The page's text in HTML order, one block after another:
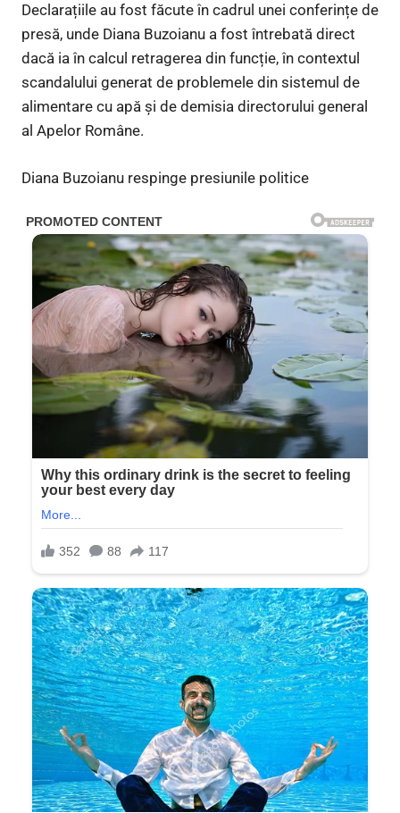
Declarațiile au fost făcute în cadrul unei conferințe de
presă, unde Diana Buzoianu a fost întrebată direct
dacă ia în calcul retragerea din funcție, în contextul
scandalului generat de problemele din sistemul de
alimentare cu apă și de demisia directorului general
al Apelor Române.
Diana Buzoianu respinge presiunile politice